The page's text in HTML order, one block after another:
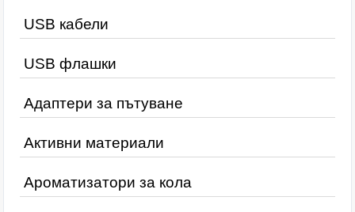
USB кабели
USB флашки
Адаптери за пътуване
Активни материали
Ароматизатори за кола